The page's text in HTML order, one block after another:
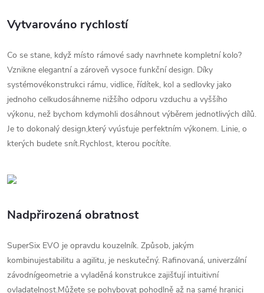
Vytvarováno rychlostí
Co se stane, když místo rámové sady navrhnete kompletní kolo?
Vznikne elegantní a zároveň vysoce funkční design. Díky
systémovékonstrukci rámu, vidlice, řídítek, kol a sedlovky jako
jednoho celkudosáhneme nižšího odporu vzduchu a vyššího
výkonu, než bychom kdymohli dosáhnout výběrem jednotlivých dílů.
Je to dokonalý design,který vyúsťuje perfektním výkonem. Linie, o
kterých budete snít.Rychlost, kterou pocítíte.
Nadpřirozená obratnost
SuperSix EVO je opravdu kouzelník. Způsob, jakým
kombinujestabilitu a agilitu, je neskutečný. Rafinovaná, univerzální
závodnígeometrie a vyladěná konstrukce zajišťují intuitivní
ovladatelnost.Můžete se pohybovat pohodlně až na samé hranici